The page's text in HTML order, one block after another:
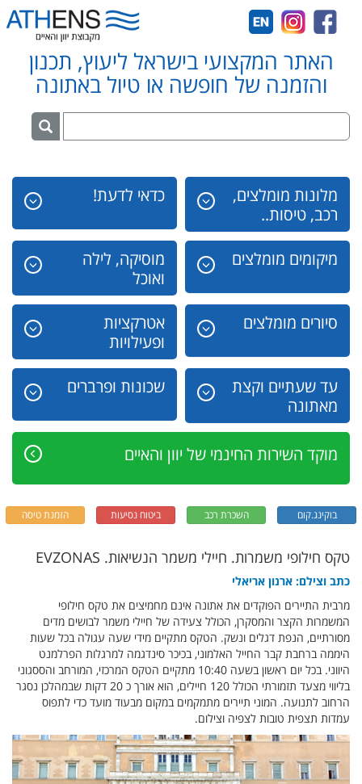
האתר המקצועי בישראל ליעוץ, תכנון
והזמנה של חופשה או טיול באתונה
מלונות מומלצים,
רכב, טיסות..
כדאי לדעת!
מיקומים מומלצים
מוסיקה, לילה
ואוכל
סיורים מומלצים
אטרקציות
ופעילויות
עד שעתיים וקצת
מאתונה
שכונות ופרברים
מוקד השירות החינמי של יוון והאיים
בוקינג.קום השכרת רכב ביטוח נסיעות הזמנת טיסה
טקס חילופי משמרות. חיילי משמר הנשיאות. EVZONAS
כתב וצילם: ארנון אריאלי
מרבית התיירים הפוקדים את אתונה אינם מחמיצים את טקס חילופי
המשמרות הקצר והמסקרן, הכולל צעידה של חיילי משמר לבושים מדים
מסורתיים, הנפת דגלים ונשק. הטקס מתקיים מידי שעה עגולה בכל שעות
היממה ברחבת קבר החייל האלמוני, בכיכר סינדגמה למרגלות הפרלמנט
היווני. בכל יום ראשון בשעה 10:40 מתקיים הטקס המרכזי, המורחב והססגוני
בליווי מצעד תזמורתי הכולל 120 חיילים, הוא אורך כ 20 דקות שבמהלכן נסגר
הרחוב לתנועה. המוני תיירים מתמקמים במקום מבעוד מועד כדי לתפוס
עמדות תצפית טובות לצפיה וצילום.